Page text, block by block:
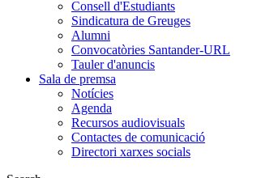
Consell d'Estudiants
Sindicatura de Greuges
Alumni
Convocatòries Santander-URL
Tauler d'anuncis
Sala de premsa
Notícies
Agenda
Recursos audiovisuals
Contactes de comunicació
Directori xarxes socials